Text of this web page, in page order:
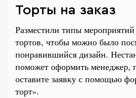
Торты на заказ
Разместили типы
тортов, чтобы можно было
понравившийся дизайн.
поможет оформить менеджер,
оставите заявку с помощью
торт».